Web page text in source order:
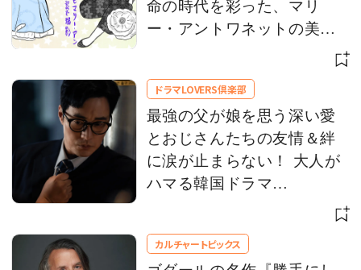
命の時代を彩った、マリ
ー・アントワネットの美意
ドラマLOVERS倶楽部
最強の父が娘を思う深い愛
とおじさんたちの友情＆絆
に涙が止まらない！ 大人が
ハマる韓国ドラマ
【Netflix】 お盆休みにイッ
カルチャートピックス